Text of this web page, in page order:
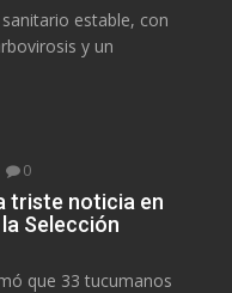
estable, con
y un
0
triste noticia en
Selección
que 33 tucumanos